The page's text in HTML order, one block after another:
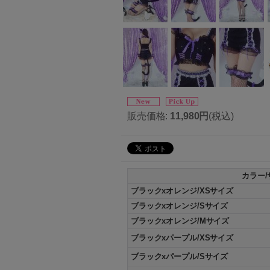
販売価格: 11,980円 (税込)
カラー/
ブラックxオレンジ/XSサイズ
ブラックxオレンジ/Sサイズ
ブラックxオレンジ/Mサイズ
ブラックxパープル/XSサイズ
ブラックxパープル/Sサイズ